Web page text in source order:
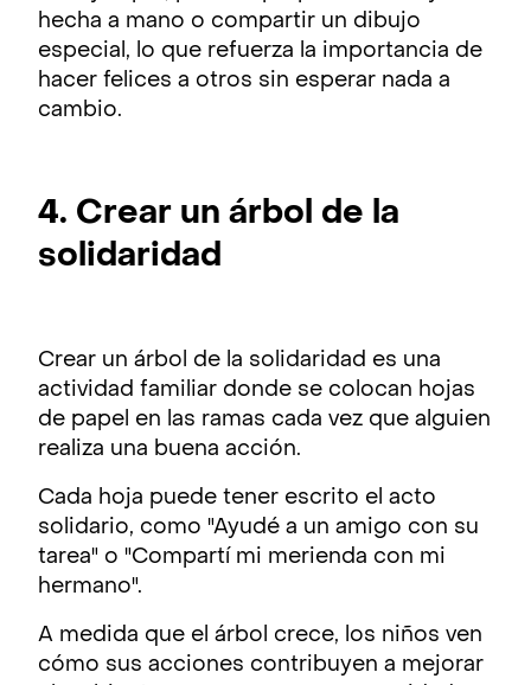
hecha a mano o compartir un dibujo
especial, lo que refuerza la importancia de
hacer felices a otros sin esperar nada a
cambio.
4. Crear un árbol de la
solidaridad
Crear un árbol de la solidaridad es una
actividad familiar donde se colocan hojas
de papel en las ramas cada vez que alguien
realiza una buena acción.
Cada hoja puede tener escrito el acto
solidario, como "Ayudé a un amigo con su
tarea" o "Compartí mi merienda con mi
hermano".
A medida que el árbol crece, los niños ven
cómo sus acciones contribuyen a mejorar